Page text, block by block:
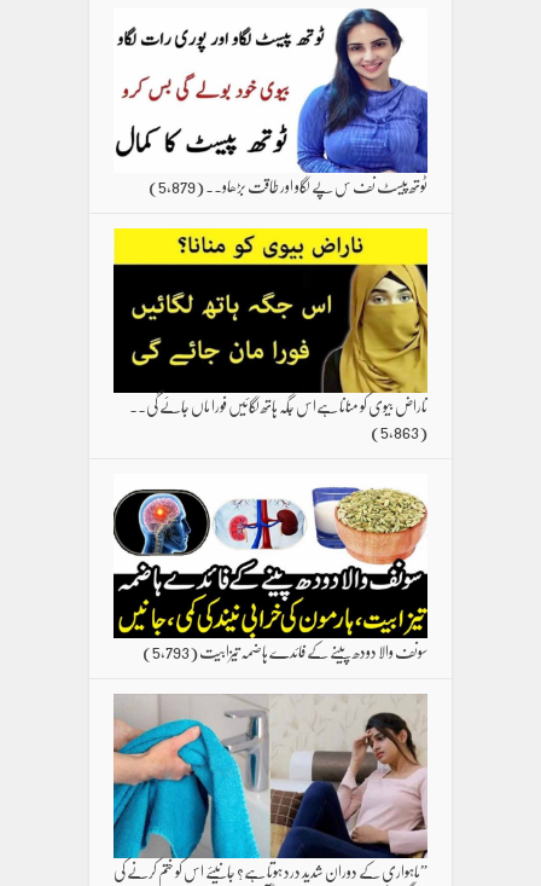
ٹوتھ پیسٹ نف س پے لگاو اور طاقت بڑھاو۔۔(5,879)
ناراض بیوی کو منانا ہےاس جگہ ہاتھ لگائیں فورا ماں جائے گی۔۔
(5,863)
سونف والا دودھ پینے کے فائدے ہاضمہ تیزابیت(5,793)
”ماہواری کے دوران شدید درد ہوتا ہے؟ جانیئے اس کو ختم کرنے کی